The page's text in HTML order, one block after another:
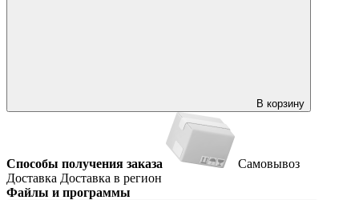
В корзину
Способы получения заказа
Самовывоз
Доставка Доставка в регион
Файлы и программы